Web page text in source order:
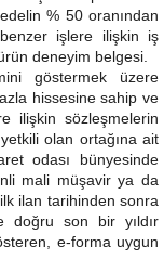
% 50 oranından
işlere ilişkin iş
deneyim belgesi.
göstermek üzere
hissesine sahip ve
ilişkin sözleşmelerin
olan ortağına ait
odası bünyesinde
mali müşavir ya da
ilan tarihinden sonra
doğru son bir yıldır
e-forma uygun